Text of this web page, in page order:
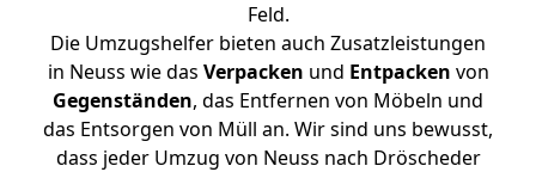
Feld.
Die Umzugshelfer bieten auch Zusatzleistungen
in Neuss wie das Verpacken und Entpacken von
Gegenständen, das Entfernen von Möbeln und
das Entsorgen von Müll an. Wir sind uns bewusst,
dass jeder Umzug von Neuss nach Dröscheder